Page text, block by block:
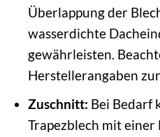
Überlappung der
wasserdichte
gewährleisten.
Herstellerangaben
Zuschnitt: Bei Bedarf
Trapezblech mit einer